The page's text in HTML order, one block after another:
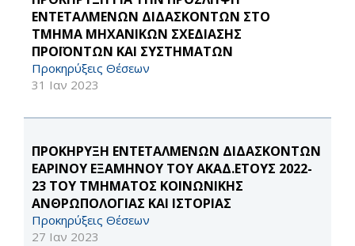
ΕΝΤΕΤΑΛΜΕΝΩΝ ΔΙΔΑΣΚΟΝΤΩΝ ΣΤΟ
ΤΜΗΜΑ ΜΗΧΑΝΙΚΩΝ ΣΧΕΔΙΑΣΗΣ
ΠΡΟΪΟΝΤΩΝ ΚΑΙ ΣΥΣΤΗΜΑΤΩΝ
Προκηρύξεις Θέσεων
31 Ιαν 2023
ΠΡΟΚΗΡΥΞΗ ΕΝΤΕΤΑΛΜΕΝΩΝ ΔΙΔΑΣΚΟΝΤΩΝ
ΕΑΡΙΝΟΥ ΕΞΑΜΗΝΟΥ ΤΟΥ ΑΚΑΔ.ΕΤΟΥΣ 2022-
23 ΤΟΥ ΤΜΗΜΑΤΟΣ ΚΟΙΝΩΝΙΚΗΣ
ΑΝΘΡΩΠΟΛΟΓΙΑΣ ΚΑΙ ΙΣΤΟΡΙΑΣ
Προκηρύξεις Θέσεων
27 Ιαν 2023